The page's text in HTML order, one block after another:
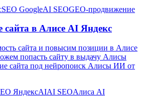
SEO GoogleAI SEOGEO-продвижение
сайта в Алисе AI Яндекс
сайта и повысим позиции в Алисе
попасть сайту в выдачу Алисы
сайта под нейропоиск Алисы ИИ от
ЯндексAIAI SEOАлиса AI